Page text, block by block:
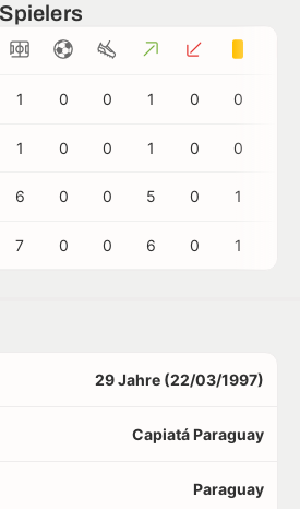
1 0 0 1 0 0
1 0 0 1 0 0
6 0 0 5 0 1
7 0 0 6 0 1
29 Jahre (22/03/1997)
Capiatá Paraguay
Paraguay